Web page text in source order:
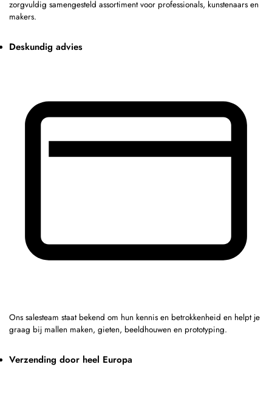
zorgvuldig samengesteld assortiment voor professionals, kunstenaars en
makers.
Deskundig advies
Ons salesteam staat bekend om hun kennis en betrokkenheid en helpt je
graag bij mallen maken, gieten, beeldhouwen en prototyping.
Verzending door heel Europa